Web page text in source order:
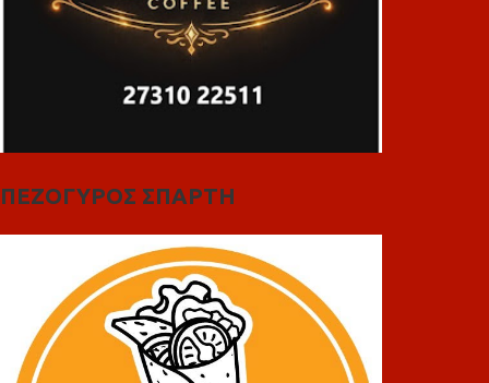
ΠΕΖΟΓΥΡΟΣ ΣΠΑΡΤΗ